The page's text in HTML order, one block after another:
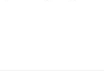
obnovio portret u